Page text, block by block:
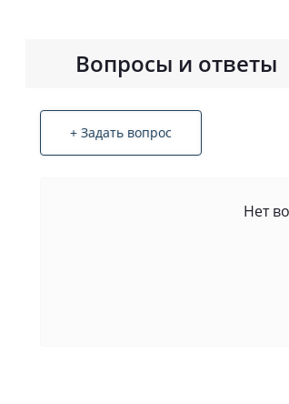
Вопросы и ответы
+ Задать вопрос
Нет